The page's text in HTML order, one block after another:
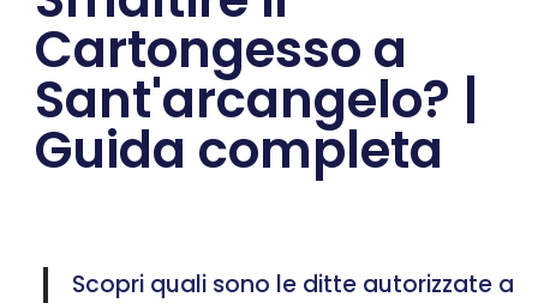
Cartongesso a
Sant'arcangelo? |
Guida completa
Scopri quali sono le ditte autorizzate a